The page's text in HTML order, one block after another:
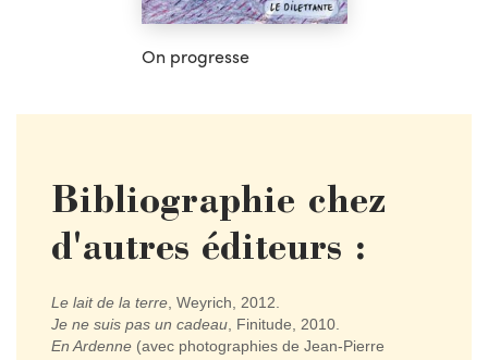
On progresse
Bibliographie chez
d'autres éditeurs :
Le lait de la terre, Weyrich, 2012.
Je ne suis pas un cadeau, Finitude, 2010.
En Ardenne (avec photographies de Jean-Pierre